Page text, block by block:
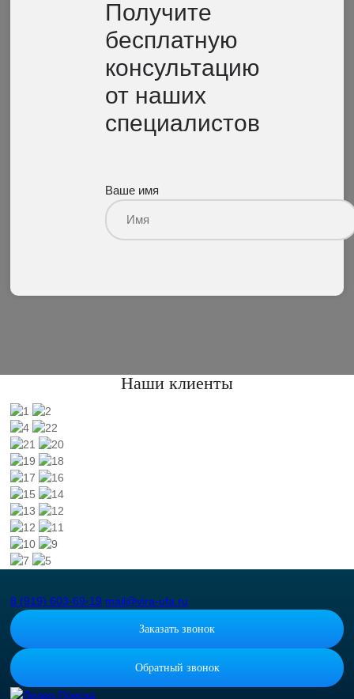
Получите
бесплатную
консультацию
от наших
специалистов
Ваше имя
Наши клиенты
8 (919) 603-69-19 mail@vira-ufa.ru
Заказать звонок
Обратный звонок